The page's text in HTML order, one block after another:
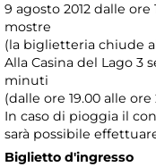
9 agosto 2012 dalle
mostre
(la biglietteria chiude
Alla Casina del Lago 3
minuti
(dalle ore 19.00 alle ore
In caso di pioggia il
sarà possibile
Biglietto d'ingresso